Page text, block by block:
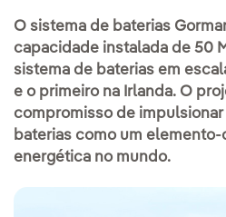
O sistema de baterias
capacidade instalada de 50
sistema de baterias em
e o primeiro na Irlanda. O
compromisso de
baterias como um elemento-
energética no mundo.